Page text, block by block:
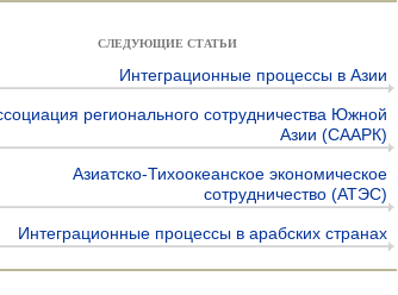
СЛЕДУЮЩИЕ СТАТЬИ
Интеграционные процессы в Азии
регионального сотрудничества Южной
Азии (СААРК)
Азиатско-Тихоокеанское экономическое
сотрудничество (АТЭС)
Интеграционные процессы в арабских странах